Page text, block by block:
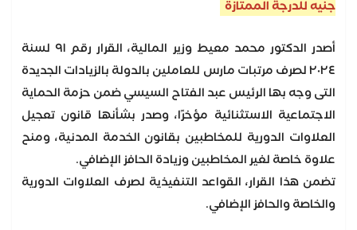
جنيه للدرجة الممتازة
أصدر الدكتور محمد معيط وزير المالية، القرار رقم ٩١ لسنة
٢٠٢٤ لصرف مرتبات مارس للعاملين بالدولة بالزيادات الجديدة
التى وجه بها الرئيس عبد الفتاح السيسي ضمن حزمة الحماية
الاجتماعية الاستثنائية مؤخرًا، وصدر بشأنها قانون تعجيل
العلاوات الدورية للمخاطبين بقانون الخدمة المدنية، ومنح
علاوة خاصة لغير المخاطبين وزيادة الحافز الإضافي.
تضمن هذا القرار، القواعد التنفيذية لصرف العلاوات الدورية
والخاصة والحافز الإضافي.